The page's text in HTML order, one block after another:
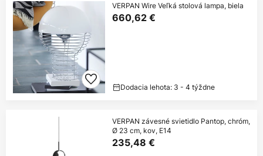
VERPAN Wire Veľká stolová lampa, biela
660,62 €
Dodacia lehota: 3 - 4 týždne
VERPAN závesné svietidlo Pantop, chróm,
Ø 23 cm, kov, E14
235,48 €